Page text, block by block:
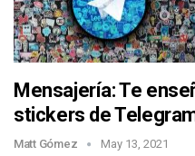
Mensajería: Te
stickers de
Matt Gómez May 13, 2021